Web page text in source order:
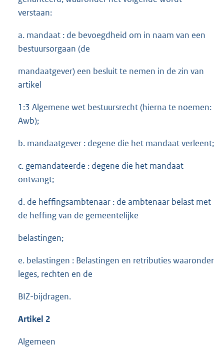
verstaan:
a. mandaat : de bevoegdheid om in naam van een
bestuursorgaan (de
mandaatgever) een besluit te nemen in de zin van
artikel
1:3 Algemene wet bestuursrecht (hierna te noemen:
Awb);
b. mandaatgever : degene die het mandaat verleent;
c. gemandateerde : degene die het mandaat
ontvangt;
d. de heffingsambtenaar : de ambtenaar belast met
de heffing van de gemeentelijke
belastingen;
e. belastingen : Belastingen en retributies waaronder
leges, rechten en de
BIZ-bijdragen.
Artikel 2
Algemeen